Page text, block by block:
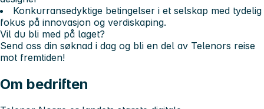
Konkurransedyktige betingelser i et selskap med tydelig
fokus på innovasjon og verdiskaping.
Vil du bli med på laget?
Send oss din søknad i dag og bli en del av Telenors reise
mot fremtiden!
Om bedriften